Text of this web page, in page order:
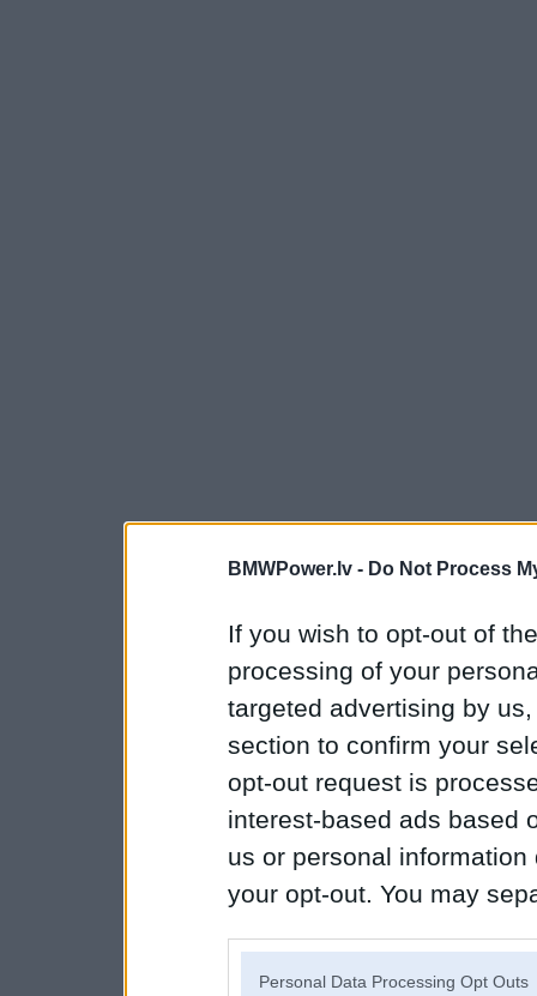
BMWPower.lv - Do Not Process
If you wish to opt-out of
processing of your
targeted advertising by
section to confirm your
opt-out request is
interest-based ads based
us or personal
your opt-out. You may
Personal Data Processing Opt Outs